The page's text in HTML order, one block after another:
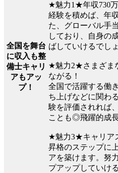
全国を舞台
に収入も整
備士キャリ
アもアッ
プ！
★魅力1★年収730
経験を積めば、年
た、グローバル手
しており、自身の
ばしていけるでしょ
★魅力2★さまざま
ながる！
全国で活躍する働
ち上げなどに関わ
験を評価されれば
ことも◎飛躍的成
★魅力3★キャリア
昇格のステップに
アを築けます。努
プアップしていけ